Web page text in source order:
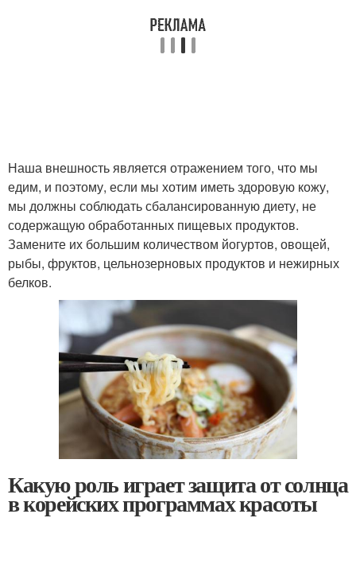
Наша внешность является отражением того, что мы
едим, и поэтому, если мы хотим иметь здоровую кожу,
мы должны соблюдать сбалансированную диету, не
содержащую обработанных пищевых продуктов.
Замените их большим количеством йогуртов, овощей,
рыбы, фруктов, цельнозерновых продуктов и нежирных
белков.
Какую роль играет защита от солнца
в корейских программах красоты